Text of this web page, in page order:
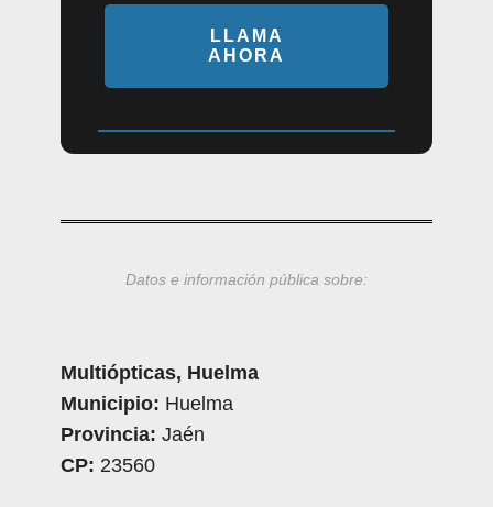
LLAMA
AHORA
Datos e información pública sobre:
Multiópticas, Huelma
Municipio: Huelma
Provincia: Jaén
CP: 23560